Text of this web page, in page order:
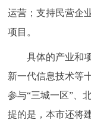
多语种
DEUTSCH
运营；支持民营企
项目。
具体的产业和项
新一代信息技术等
参与“三城一区”、
提的是，本市还将